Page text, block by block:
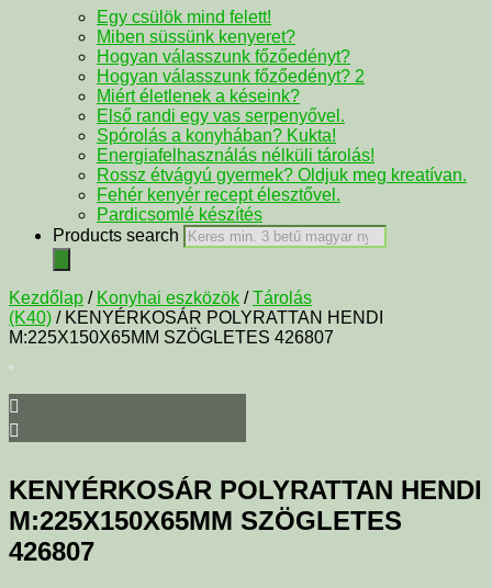
Egy csülök mind felett!
Miben süssünk kenyeret?
Hogyan válasszunk főzőedényt?
Hogyan válasszunk főzőedényt? 2
Miért életlenek a késeink?
Első randi egy vas serpenyővel.
Spórolás a konyhában? Kukta!
Energiafelhasználás nélküli tárolás!
Rossz étvágyú gyermek? Oldjuk meg kreatívan.
Fehér kenyér recept élesztővel.
Pardicsomlé készítés
Products search
Kezdőlap / Konyhai eszközök /Tárolás
(K40) / KENYÉRKOSÁR POLYRATTAN HENDI
M:225X150X65MM SZÖGLETES 426807
KENYÉRKOSÁR POLYRATTAN HENDI
M:225X150X65MM SZÖGLETES
426807